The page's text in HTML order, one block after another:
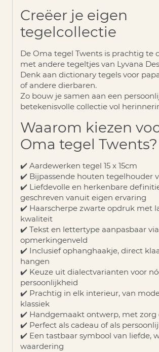
Creëer je eigen
tegelcollectie
De Oma tegel Twents is prachtig te
met andere tegeltjes van Lyvana
Denk aan dictionary tegels voor
of andere dierbaren.
Zo bouw je samen aan een
betekenisvolle collectie vol
Waarom kiezen
Oma tegel Twents?
✔️ Aardewerken tegel 15 x 15cm
✔️ Bijpassende houten tegelhouder
✔️ Liefdevolle en herkenbare
geschreven vanuit eigen ervaring
✔️ Haarscherpe zwarte opdruk met
kwaliteit
✔️ Tekst en lettertype aanpasbaar via
opmerkingenveld
✔️ Inclusief ophanghaakje, direct
hangen
✔️ Keuze uit dialectvarianten voor
persoonlijkheid
✔️ Prachtig in elk interieur, van
klassiek
✔️ Handgemaakt ontwerp, met zorg
✔️ Perfect als cadeau of als
✔️ Een tastbaar symbool van liefde,
waardering